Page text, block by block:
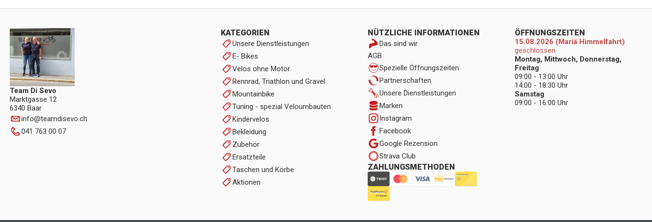
Team Di Sevo
Marktgasse 12
6340 Baar
info@teamdisevo.ch
041 763 00 07
KATEGORIEN
Unsere Dienstleistungen
E- Bikes
Velos ohne Motor
Rennrad, Triathlon und Gravel
Mountainbike
Tuning - spezial Veloumbauten
Kindervelos
Bekleidung
Zubehör
Ersatzteile
Taschen und Körbe
Aktionen
NÜTZLICHE INFORMATIONEN
Das sind wir
AGB
Spezielle Öffnungszeiten
Partnerschaften
Unsere Dienstleistungen
Marken
Instagram
Facebook
Google Rezension
Strava Club
ZAHLUNGSMETHODEN
ÖFFNUNGSZEITEN
15.08.2026 (Mariä Himmelfahrt)
geschlossen
Montag, Mittwoch, Donnerstag,
Freitag
09:00 - 13:00 Uhr
14:00 - 18:30 Uhr
Samstag
09:00 - 16:00 Uhr